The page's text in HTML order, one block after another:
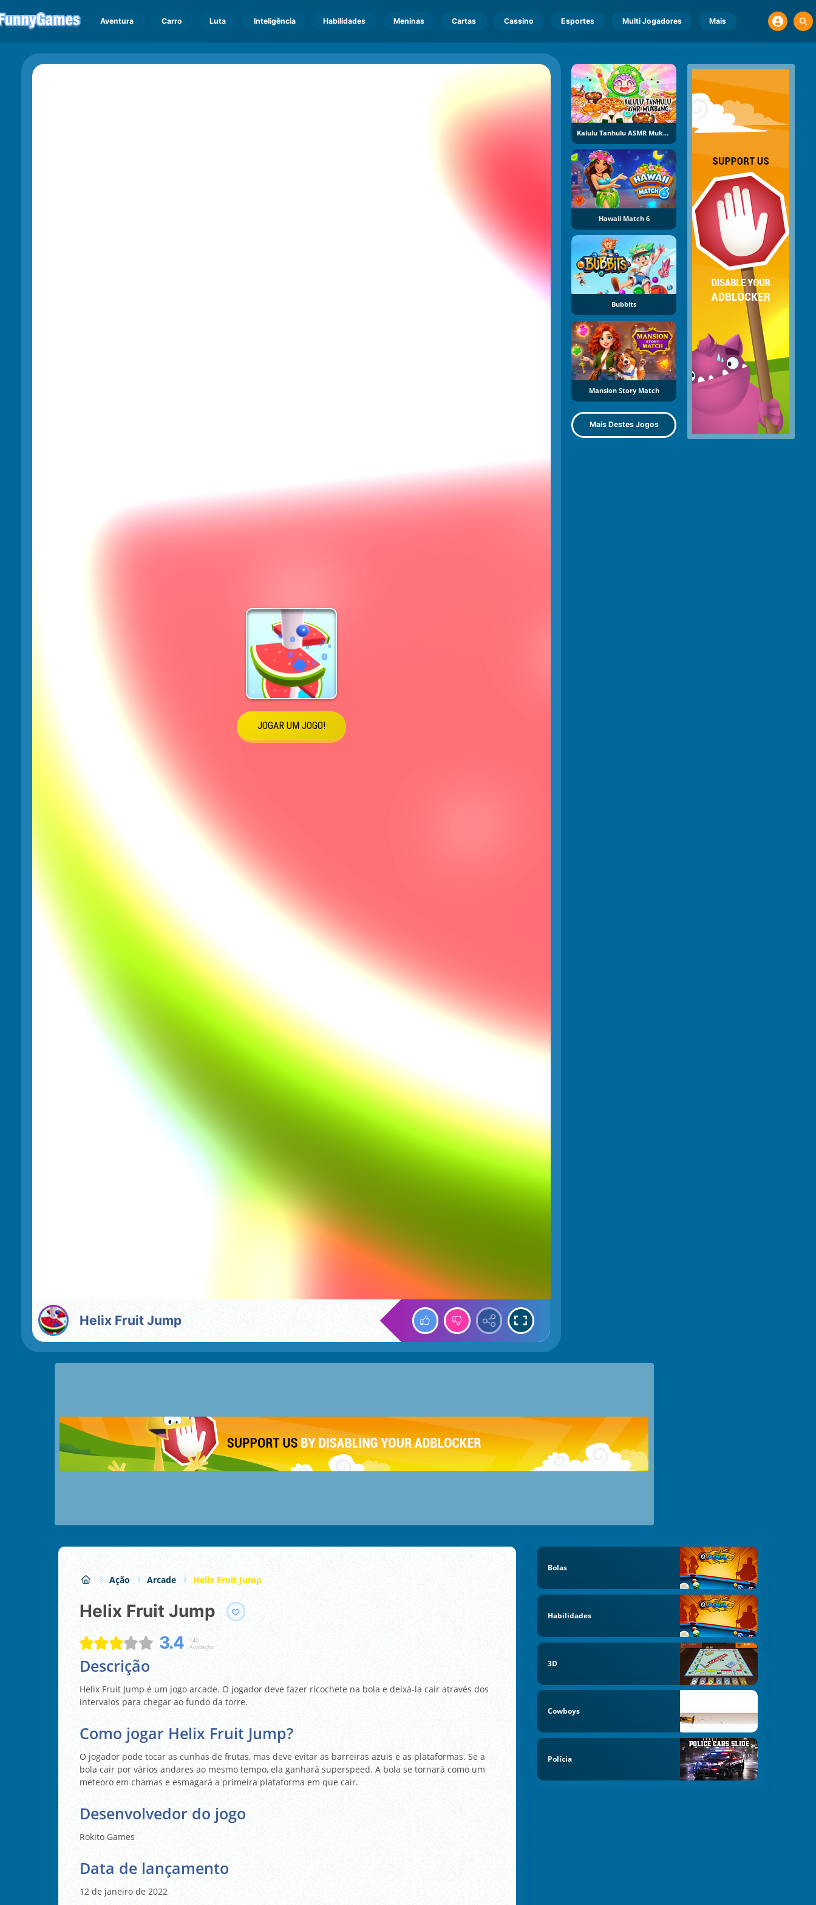
Aventura Carro Luta Inteligência Habilidades Meninas Cartas Cassino Esportes Multi Jogadores Mais
Helix Fruit Jump
Kalulu Tanhulu ASMR Mukbang
Hawaii Match 6
Bubbits
Mansion Story Match
Mais Destes Jogos
Ação Arcade Helix Fruit Jump
Helix Fruit Jump
3.4
140
Avaliação:
Descrição
Helix Fruit Jump é um jogo arcade. O jogador deve fazer ricochete na bola e deixá-la cair através dos
intervalos para chegar ao fundo da torre.
Como jogar Helix Fruit Jump?
O jogador pode tocar as cunhas de frutas, mas deve evitar as barreiras azuis e as plataformas. Se a
bola cair por vários andares ao mesmo tempo, ela ganhará superspeed. A bola se tornará como um
meteoro em chamas e esmagará a primeira plataforma em que cair.
Desenvolvedor do jogo
Rokito Games
Data de lançamento
12 de janeiro de 2022
Bolas
Habilidades
3D
Cowboys
Polícia